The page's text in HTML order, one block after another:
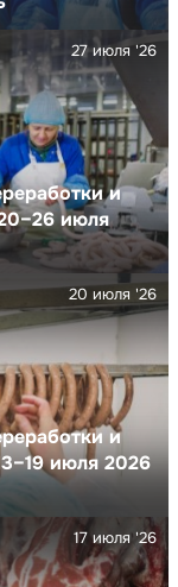
и
июля
27 июля '26
и
июля 2026
20 июля '26
17 июля '26